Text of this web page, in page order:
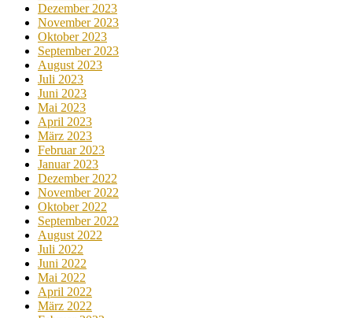
Dezember 2023
November 2023
Oktober 2023
September 2023
August 2023
Juli 2023
Juni 2023
Mai 2023
April 2023
März 2023
Februar 2023
Januar 2023
Dezember 2022
November 2022
Oktober 2022
September 2022
August 2022
Juli 2022
Juni 2022
Mai 2022
April 2022
März 2022